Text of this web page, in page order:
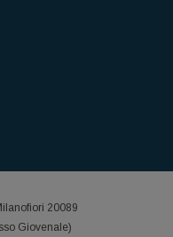
20089
Giovenale)